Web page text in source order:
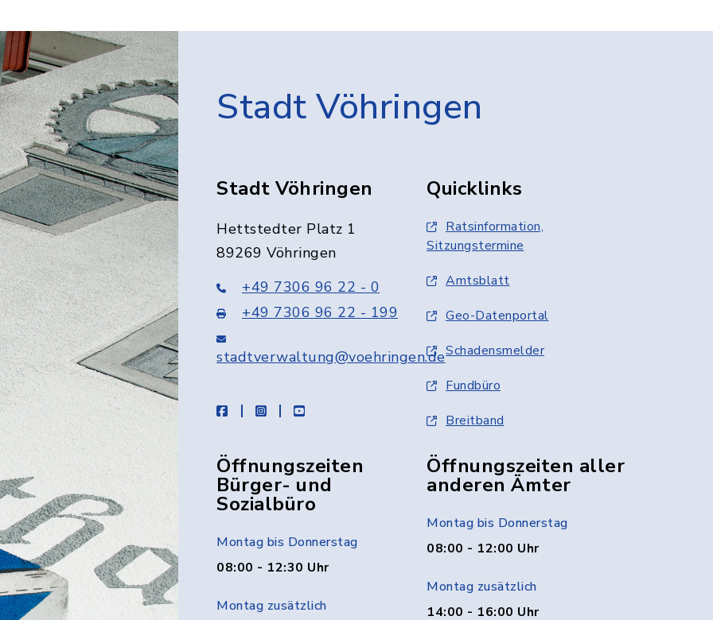
Stadt Vöhringen
Stadt Vöhringen
Hettstedter Platz 1
89269 Vöhringen
+49 7306 96 22 - 0
+49 7306 96 22 - 199
stadtverwaltung@voehringen.de
facebookinstagramyoutube
Quicklinks
Ratsinformation,
Sitzungstermine
Amtsblatt
Geo-Datenportal
Schadensmelder
Fundbüro
Breitband
Öffnungszeiten
Bürger- und
Sozialbüro
Montag bis Donnerstag
08:00 - 12:30 Uhr
Montag zusätzlich
Öffnungszeiten aller
anderen Ämter
Montag bis Donnerstag
08:00 - 12:00 Uhr
Montag zusätzlich
14:00 - 16:00 Uhr